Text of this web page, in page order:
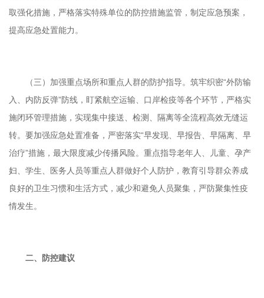
取强化措施，严格落实特殊单位的防控措施监管，制定应急预案，
提高应急处置能力。
（三）加强重点场所和重点人群的防护指导。筑牢织密“外防输
入、内防反弹”防线，盯紧航空运输、口岸检疫等各个环节，严格实
施闭环管理措施，实现集中接送、检测、隔离等全流程高效无缝运
转。要加强应急处置准备，严密落实“早发现、早报告、早隔离、早
治疗”措施，最大限度减少传播风险。重点指导老年人、儿童、孕产
妇、学生、医务人员等重点人群做好个人防护，教育引导群众养成
良好的卫生习惯和生活方式，减少和避免人员聚集，严防聚集性疫
情发生。
二、防控建议